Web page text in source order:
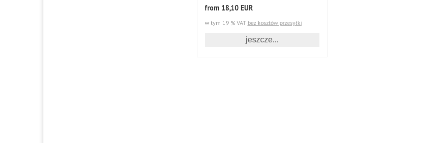
from 18,10 EUR
w tym 19 % VAT bez kosztów przesyłki
jeszcze...